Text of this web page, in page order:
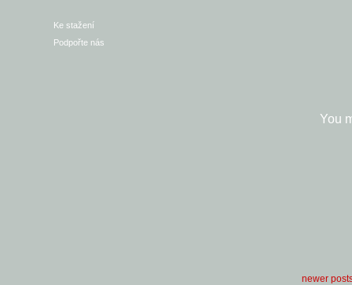
Ke stažení
Podpořte nás
You
newer